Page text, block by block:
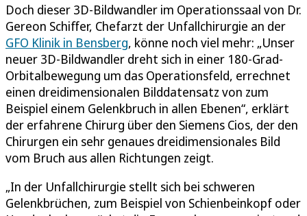
Doch dieser 3D-Bildwandler im Operationssaal von Dr.
Gereon Schiffer, Chefarzt der Unfallchirurgie an der
GFO Klinik in Bensberg, könne noch viel mehr: „Unser
neuer 3D-Bildwandler dreht sich in einer 180-Grad-
Orbitalbewegung um das Operationsfeld, errechnet
einen dreidimensionalen Bilddatensatz von zum
Beispiel einem Gelenkbruch in allen Ebenen“, erklärt
der erfahrene Chirurg über den Siemens Cios, der den
Chirurgen ein sehr genaues dreidimensionales Bild
vom Bruch aus allen Richtungen zeigt.
„In der Unfallchirurgie stellt sich bei schweren
Gelenkbrüchen, zum Beispiel von Schienbeinkopf oder